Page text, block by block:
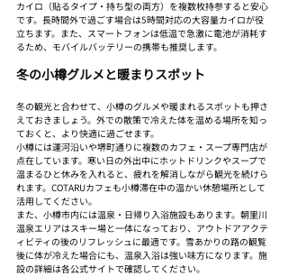
カイロ（貼るタイプ・持ち型の両方）を複数枚持参すると安心
です。長時間外で過ごす場合は5時間対応の大容量カイロが役
立ちます。また、スマートフォンは低温で急激に電池が消耗す
るため、モバイルバッテリーの携帯も推奨します。
冬の小樽グルメと暖まりスポット
冬の観光と合わせて、小樽のグルメや暖まれるスポットも押さ
えておきましょう。外での散策で冷えた体を温める場所を知っ
ておくと、より快適に過ごせます。
小樽には運河沿いや堺町通りに複数のカフェ・スープ専門店が
点在しています。寒い日の外出中にホットドリンクやスープで
温まるひと休みを入れると、疲れを解消しながら観光を続けら
れます。COTARUカフェも小樽滞在中の温かい休憩場所として
活用してください。
また、小樽市内には温泉・日帰り入浴施設もあります。朝里川
温泉エリアはスキー場と一体になっており、アウトドアアクテ
ィビティの後のリフレッシュに最適です。雪あかりの路の観覧
後に体が冷えた場合にも、温泉入浴は強い味方になります。施
設の詳細は各公式サイトで確認してください。